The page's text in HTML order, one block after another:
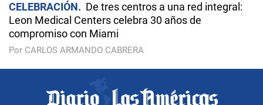
CELEBRACIÓN
De tres centros a una red integral:
Leon Medical Centers celebra 30 años de
compromiso con Miami
Por CARLOS ARMANDO CABRERA